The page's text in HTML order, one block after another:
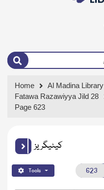
Home
Al Madina Library
Fatawa Razawiyya Jild 28
Page 623
کیٹیگریز
Tools